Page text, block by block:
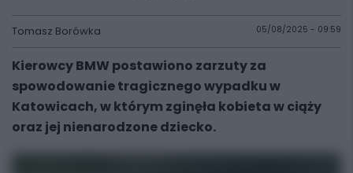
Tomasz Borówka 05/08/2025 - 09:59
Kierowcy BMW postawiono zarzuty za
spowodowanie tragicznego wypadku w
Katowicach, w którym zginęła kobieta w ciąży
oraz jej nienarodzone dziecko.